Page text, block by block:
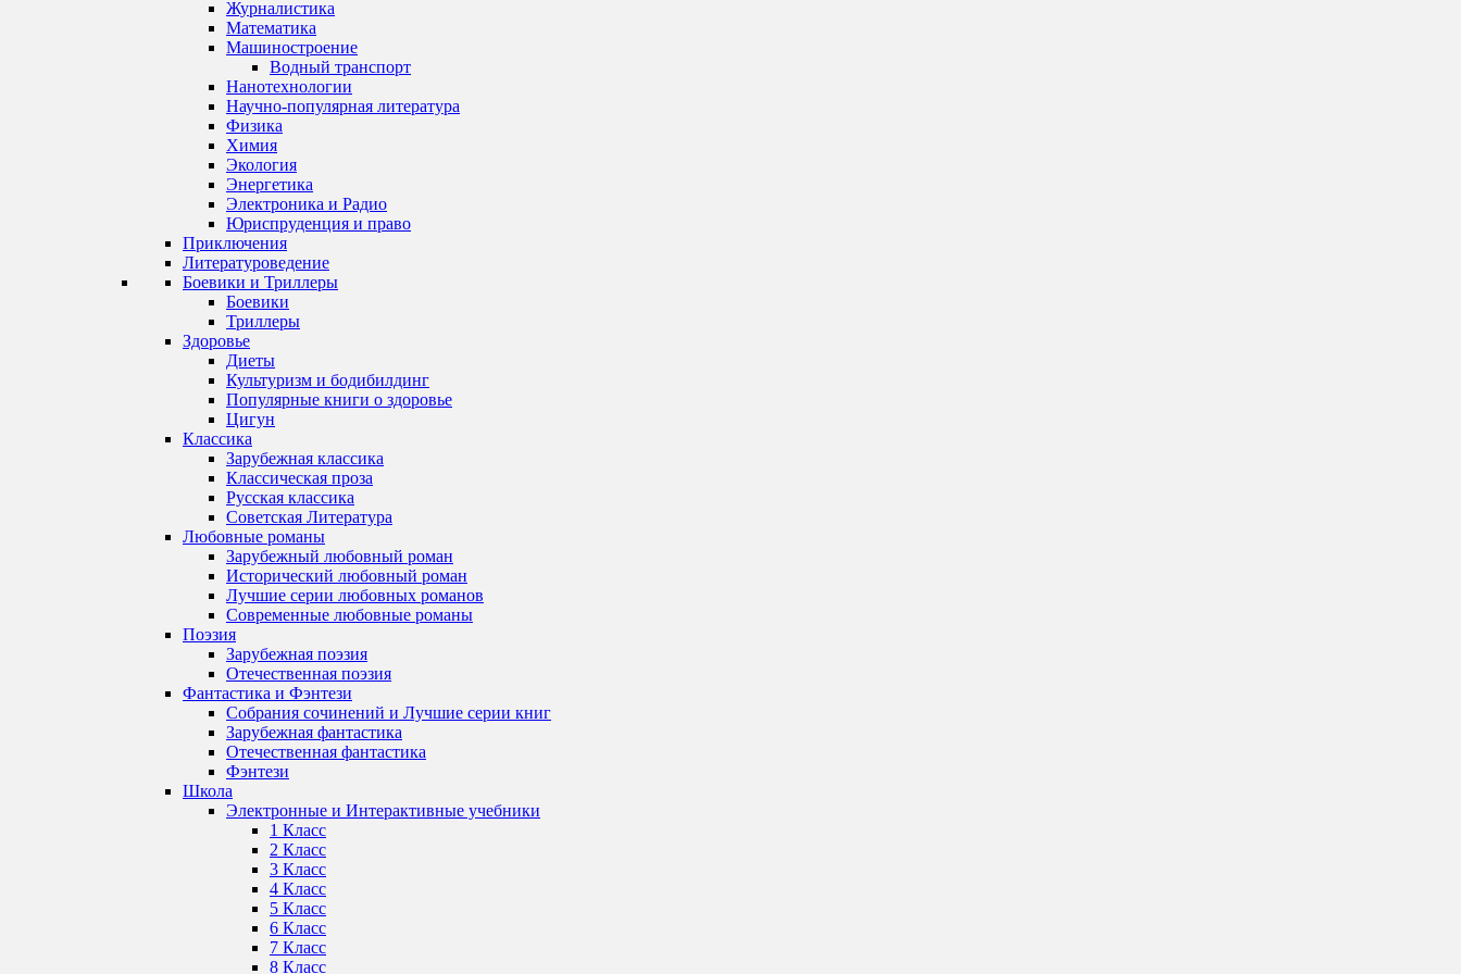
Журналистика
Математика
Машиностроение
Водный транспорт
Нанотехнологии
Научно-популярная литература
Физика
Химия
Экология
Энергетика
Электроника и Радио
Юриспруденция и право
Приключения
Литературоведение
Боевики и Триллеры
Боевики
Триллеры
Здоровье
Диеты
Культуризм и бодибилдинг
Популярные книги о здоровье
Цигун
Классика
Зарубежная классика
Классическая проза
Русская классика
Советская Литература
Любовные романы
Зарубежный любовный роман
Исторический любовный роман
Лучшие серии любовных романов
Современные любовные романы
Поэзия
Зарубежная поэзия
Отечественная поэзия
Фантастика и Фэнтези
Собрания сочинений и Лучшие серии книг
Зарубежная фантастика
Отечественная фантастика
Фэнтези
Школа
Электронные и Интерактивные учебники
1 Класс
2 Класс
3 Класс
4 Класс
5 Класс
6 Класс
7 Класс
8 Класс